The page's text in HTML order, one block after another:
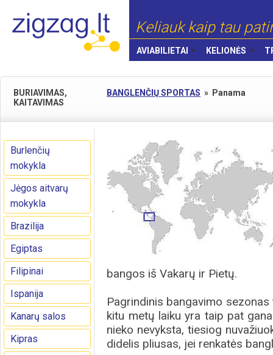
Keliauk kaip tau
AVIABILIETAI KELIONĖS
BURIAVIMAS,
KAITAVIMAS
BANGLENČIŲ SPORTAS » Panama
Burlenčių
mokykla
Jėgos aitvarų
mokykla
Brazilija
Egiptas
Filipinai
Ispanija
Kanarų salos
Kipras
bangos iš Vakarų ir Pietų.
Pagrindinis bangavimo
kitu metų laiku yra taip pat
nieko nevyksta, tiesiog
didelis pliusas, jei renkatės